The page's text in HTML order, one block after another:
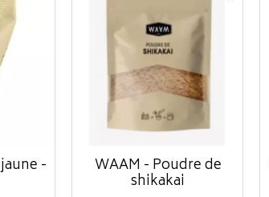
- WAAM - Poudre de
shikakai